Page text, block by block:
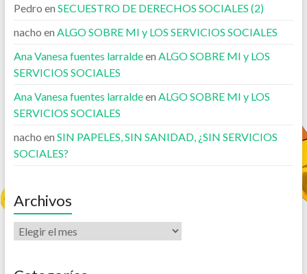
Pedro en SECUESTRO DE DERECHOS SOCIALES (2)
nacho en ALGO SOBRE MI y LOS SERVICIOS SOCIALES
Ana Vanesa fuentes larraldeen ALGO SOBRE MI y LOS
SERVICIOS SOCIALES
Ana Vanesa fuentes larraldeen ALGO SOBRE MI y LOS
SERVICIOS SOCIALES
nacho en SIN PAPELES, SIN SANIDAD, ¿SIN SERVICIOS
SOCIALES?
Archivos